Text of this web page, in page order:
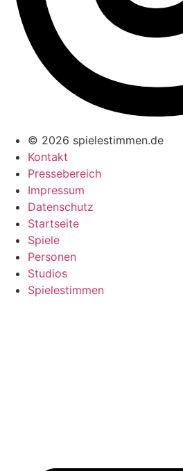
© 2026 spielestimmen.de
Kontakt
Pressebereich
Impressum
Datenschutz
Startseite
Spiele
Personen
Studios
Spielestimmen